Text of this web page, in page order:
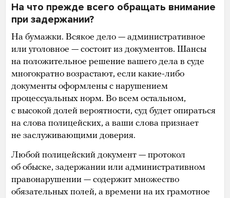
На что прежде всего обращать внимание
при задержании?
На бумажки. Всякое дело — административное
или уголовное — состоит из документов. Шансы
на положительное решение вашего дела в суде
многократно возрастают, если какие-либо
документы оформлены с нарушением
процессуальных норм. Во всем остальном,
с высокой долей вероятности, суд будет опираться
на слова полицейских, а ваши слова признает
не заслуживающими доверия.
Любой полицейский документ — протокол
об обыске, задержании или административном
правонарушении — содержит множество
обязательных полей, а времени на их грамотное